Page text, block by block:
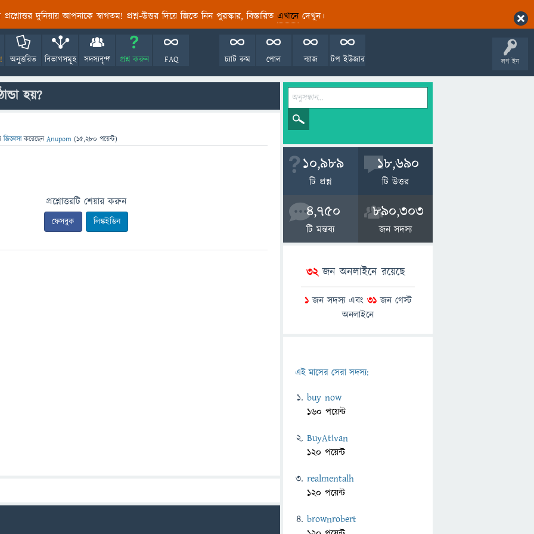
প্রশ্নোত্তর দুনিয়ায় আপনাকে স্বাগতম! প্রশ্ন-উত্তর দিয়ে জিতে নিন পুরস্কার, বিস্তারিত এখানেদেখুন।
লগ ইন
অনুত্তরিত বিভাগসমূহ সদস্যবৃন্দ প্রশ্ন করুন FAQ টপ ইউজার
ব্যাজ
পোল
চ্যাট রুম
হয়?
জিজ্ঞাসাকরেছেনAnupom (15,280 পয়েন্ট)
প্রশ্নোত্তরটি শেয়ার করুন
ফেসবুক লিঙ্কইডিন
10,989
টি প্রশ্ন
18,690
টি উত্তর
4,750
টি মন্তব্য
890,303
জন সদস্য
32জন অনলাইনে রয়েছে
1জন সদস্য এবং 31জন গেস্ট
অনলাইনে
এই মাসের সেরা সদস্য:
buy now
160 পয়েন্ট
BuyAtivan
120 পয়েন্ট
realmentalh
120 পয়েন্ট
brownrobert